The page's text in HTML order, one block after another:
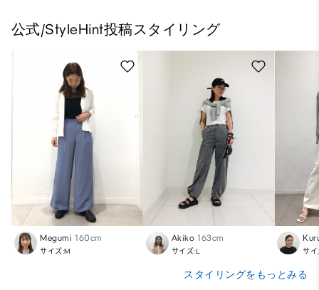
公式/StyleHint投稿スタイリング
Megumi 160cm
サイズ:M
Akiko 163cm
サイズ:L サ
スタイリングをもっとみる